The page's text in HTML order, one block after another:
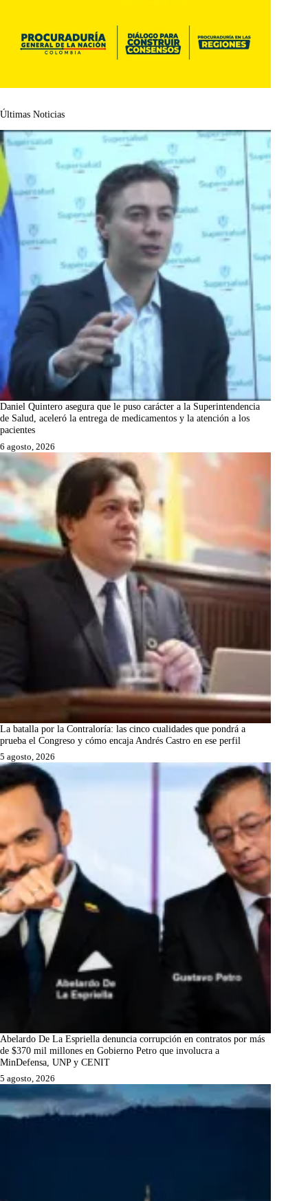
Últimas Noticias
Daniel Quintero asegura que le puso carácter a la Superintendencia
de Salud, aceleró la entrega de medicamentos y la atención a los
pacientes
6 agosto, 2026
La batalla por la Contraloría: las cinco cualidades que pondrá a
prueba el Congreso y cómo encaja Andrés Castro en ese perfil
5 agosto, 2026
Abelardo De La Espriella denuncia corrupción en contratos por más
de $370 mil millones en Gobierno Petro que involucra a
MinDefensa, UNP y CENIT
5 agosto, 2026